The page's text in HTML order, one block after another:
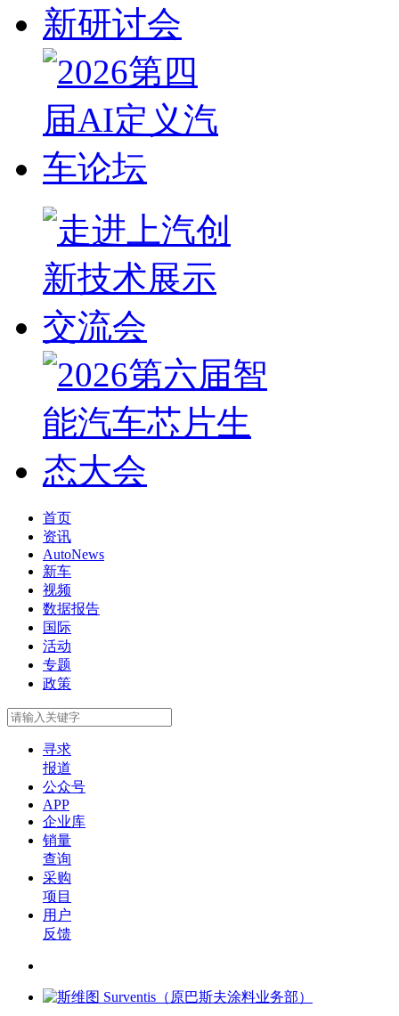
首页
资讯
AutoNews
新车
视频
数据报告
国际
活动
专题
政策
寻求
报道
公众号
APP
企业库
销量
查询
采购
项目
用户
反馈